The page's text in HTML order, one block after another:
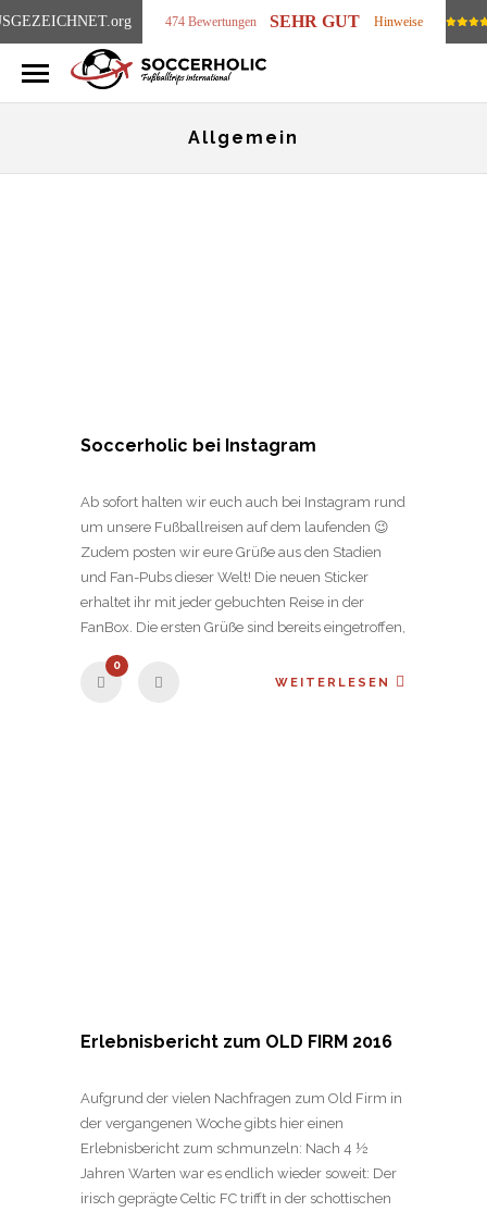
.org 474 Bewertungen SEHR GUT Hinweise
Allgemein
Soccerholic bei Instagram
Ab sofort halten wir euch auch bei Instagram rund
um unsere Fußballreisen auf dem laufenden 😉
Zudem posten wir eure Grüße aus den Stadien
und Fan-Pubs dieser Welt! Die neuen Sticker
erhaltet ihr mit jeder gebuchten Reise in der
FanBox. Die ersten Grüße sind bereits eingetroffen,
0
WEITERLESEN
Erlebnisbericht zum OLD FIRM 2016
Aufgrund der vielen Nachfragen zum Old Firm in
der vergangenen Woche gibts hier einen
Erlebnisbericht zum schmunzeln: Nach 4 ½
Jahren Warten war es endlich wieder soweit: Der
irisch geprägte Celtic FC trifft in der schottischen